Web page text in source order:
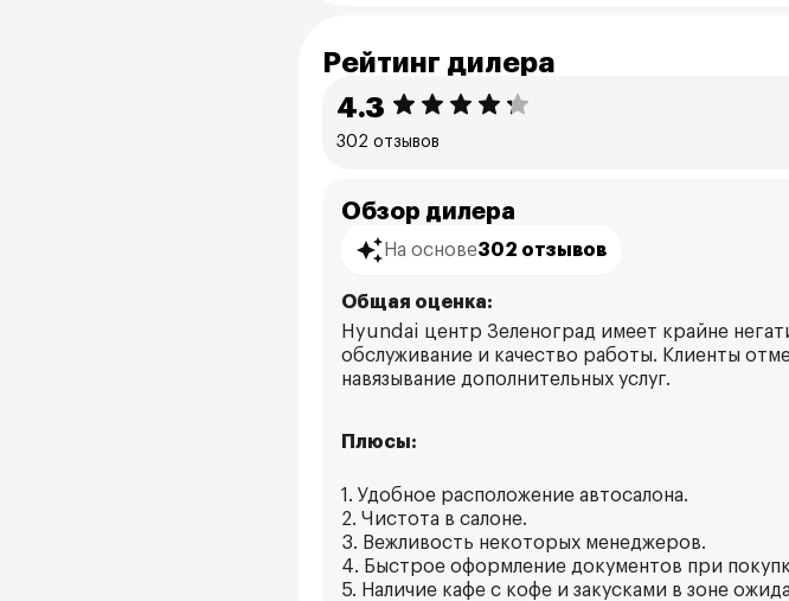
Рейтинг дилера
4.3
302 отзывов
Обзор дилера
На основе302 отзывов
Общая оценка:
Hyundai центр Зеленоград имеет крайне
обслуживание и качество работы. Клиенты
навязывание дополнительных услуг.
Плюсы:
1. Удобное расположение автосалона.
2. Чистота в салоне.
3. Вежливость некоторых менеджеров.
4. Быстрое оформление документов при
5. Наличие кафе с кофе и закусками в зоне